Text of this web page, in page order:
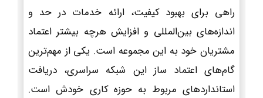
راهی برای بهبود کیفیت، ارائه خدمات در حد و
اندازه‌های بین‌المللی و افزایش هرچه بیشتر اعتماد
مشتریان خود به این مجموعه است. یکی از مهم‌ترین
گام‌های اعتماد ساز این شبکه سراسری، دریافت
استانداردهای مربوط به حوزه کاری خودش است.